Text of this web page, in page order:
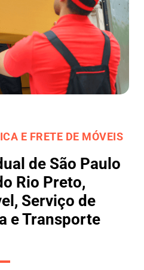
E FRETE DE MÓVEIS
de São Paulo
Rio Preto,
Serviço de
e Transporte